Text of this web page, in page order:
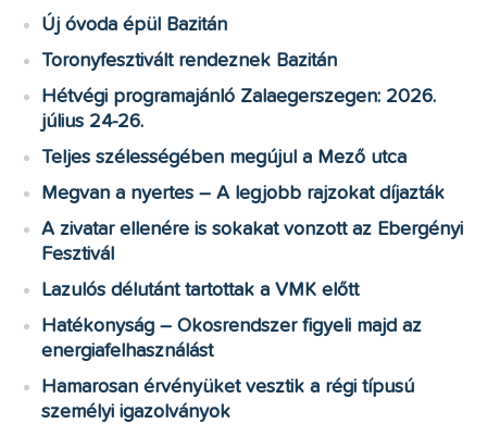
Új óvoda épül Bazitán
Toronyfesztivált rendeznek Bazitán
Hétvégi programajánló Zalaegerszegen: 2026.
július 24-26.
Teljes szélességében megújul a Mező utca
Megvan a nyertes – A legjobb rajzokat díjazták
A zivatar ellenére is sokakat vonzott az Ebergényi
Fesztivál
Lazulós délutánt tartottak a VMK előtt
Hatékonyság – Okosrendszer figyeli majd az
energiafelhasználást
Hamarosan érvényüket vesztik a régi típusú
személyi igazolványok